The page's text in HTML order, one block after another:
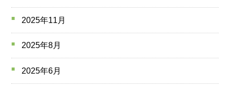
2025年11月
2025年8月
2025年6月